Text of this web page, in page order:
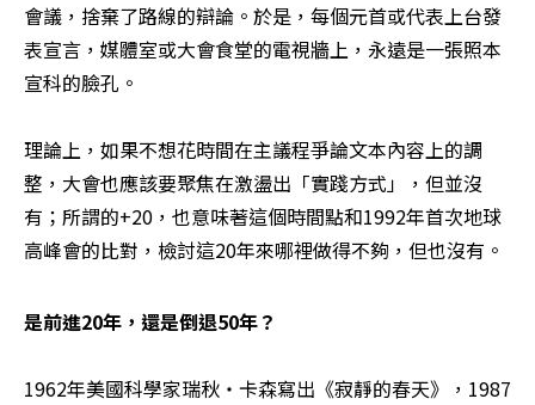
會議，捨棄了路線的辯論。於是，每個元首或代表上台發
表宣言，媒體室或大會食堂的電視牆上，永遠是一張照本
宣科的臉孔。
理論上，如果不想花時間在主議程爭論文本內容上的調
整，大會也應該要聚焦在激盪出「實踐方式」，但並沒
有；所謂的+20，也意味著這個時間點和1992年首次地球
高峰會的比對，檢討這20年來哪裡做得不夠，但也沒有。
是前進20年，還是倒退50年？
1962年美國科學家瑞秋‧卡森寫出《寂靜的春天》，1987